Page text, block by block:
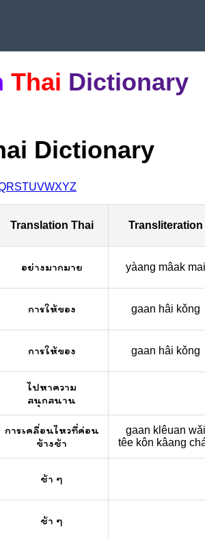
Thai Dictionary
Dictionary
RSTUVWXYZ
Translation Thai Transliteration
อย่างมากมาย yàang mâak mai
การให้ของ gaan hâi kǒng
การให้ของ gaan hâi kǒng
ไปหาความ
สนุกสนาน
การเคลื่อนไหวที่ค่อน
ข้างช้า
gaan klêuan wǎi
têe kôn kâang
ช้า ๆ
ช้า ๆ